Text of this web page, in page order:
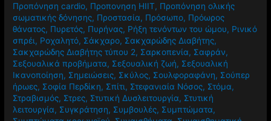
Προπόνηση cardio, Προπονηση HIIT, Προπόνηση ολικής
σωματικής δόνησης, Προστασία, Πρόσωπο, Πρόωρος
θάνατος, Πυρετός, Πυρήνας, Ρήξη τενόντων του ώμου, Ρινικό
σπρέι, Ροχαλητό, Σάκχαρο, Σακχαρώδης Διαβήτης,
Σακχαρώδης Διαβήτης τύπου 2, Σαρκοπενία, Σαφράν,
Σεξουαλικά προβήματα, Σεξουαλική ζωή, Σεξουαλική
Ικανοποίηση, Σημειώσεις, Σκύλος, Σουλφοραφάνη, Σούπερ
ήρωες, Σοφία Περδίκη, Σπίτι, Στεφανιαία Νόσος, Στόμα,
Στραβισμός, Στρες, Στυτική Δυσλειτουργία, Στυτική
λειτουργία, Συγκράτηση, Συμβουλές, Συμπτώματα,